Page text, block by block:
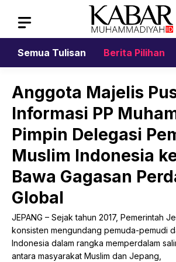
content
Semua Tulisan
Berita Pilihan
Anggota Majelis
Informasi PP
Pimpin Delegasi
Muslim Indonesia
Bawa Gagasan
Global
JEPANG – Sejak tahun 2017, Pemerintah
konsisten mengundang pemuda-pemudi
Indonesia dalam rangka memperdalam
antara masyarakat Muslim dan Jepang,